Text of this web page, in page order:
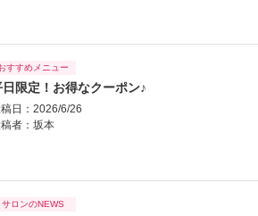
すすめメニュー
日限定！お得なクーポン♪
日：2026/6/26
者： 坂本
サロンのNEWS